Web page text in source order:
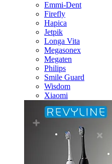
Emmi-Dent
Firefly
Hapica
Jetpik
Longa Vita
Megasonex
Megaten
Philips
Smile Guard
Wisdom
Xiaomi